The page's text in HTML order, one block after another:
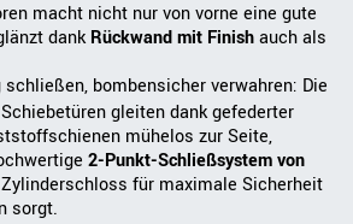
macht nicht nur von vorne eine gute
dankRückwand mit Finishauch als
bombensicher verwahren: Die
gleiten dank gefederter
mühelos zur Seite,
2-Punkt-Schließsystem von
für maximale Sicherheit
sorgt.